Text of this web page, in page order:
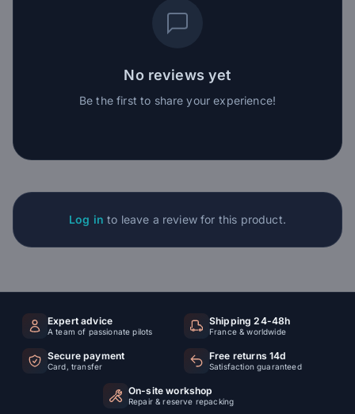
No reviews yet
Be the first to share your experience!
Log in to leave a review for this product.
Expert advice
A team of passionate pilots
Shipping 24-48h
France & worldwide
Secure payment
Card, transfer
Free returns 14d
Satisfaction guaranteed
On-site workshop
Repair & reserve repacking